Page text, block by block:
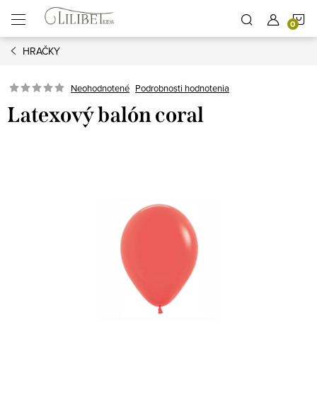
obsah
HRAČKY
Neohodnotené Podrobnosti hodnotenia
Latexový balón coral